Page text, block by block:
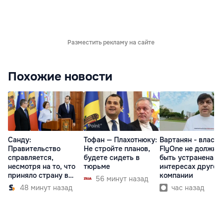
Разместить рекламу на сайте
Похожие новости
Санду:
Правительство
справляется,
несмотря на то, что
приняло страну в
разгар кризиса
48 минут назад
Тофан — Плахотнюку:
Не стройте планов,
будете сидеть в
тюрьме
56 минут назад
Вартанян -
FlyOne не должна
быть устранена в
интересах другой
компании
час назад